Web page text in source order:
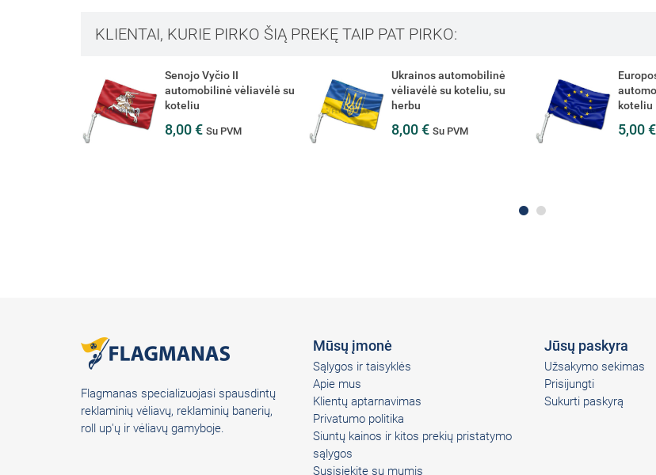
KLIENTAI, KURIE PIRKO ŠIĄ PREKĘ TAIP PAT PIRKO:
Ukrainos automobilinė
vėliavėlė su koteliu, su
herbu
8,00 € Su PVM
Europos Sąjungos
automobilinė vėliavėlė su
koteliu
5,00 € Su PVM
Flagmanas specializuojasi spausdintų
reklaminių vėliavų, reklaminių banerių,
roll up'ų ir vėliavų gamyboje.
Mūsų įmonė
Sąlygos ir taisyklės
Apie mus
Klientų aptarnavimas
Privatumo politika
Siuntų kainos ir kitos prekių pristatymo
sąlygos
Susisiekite su mumis
Jūsų paskyra
Užsakymo sekimas
Prisijungti
Sukurti paskyrą